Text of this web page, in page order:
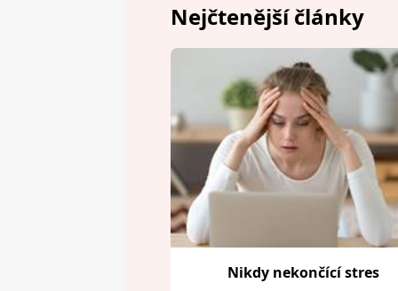
Nejčtenější články
Nikdy nekončící stres